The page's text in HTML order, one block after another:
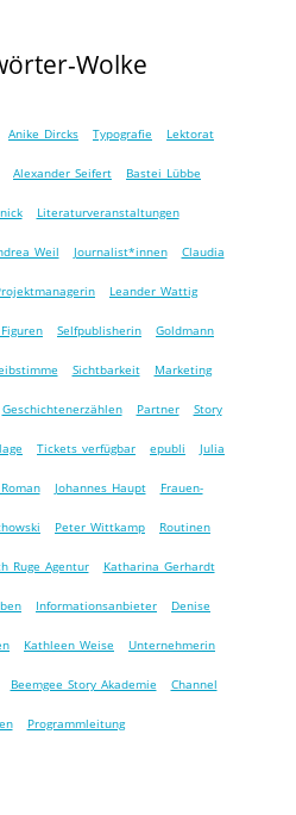
Wolke
Anike Dircks Typografie Lektorat
Alexander Seifert Bastei Lübbe
Literaturveranstaltungen
Weil Journalist*innen Claudia
Leander Wattig
Selfpublisherin Goldmann
Sichtbarkeit Marketing
Geschichtenerzählen Partner Story
Tickets verfügbar epubli Julia
Johannes Haupt Frauen-
Peter Wittkamp Routinen
Ruge Agentur Katharina Gerhardt
Informationsanbieter Denise
Kathleen Weise Unternehmerin
Beemgee Story Akademie Channel
Programmleitung